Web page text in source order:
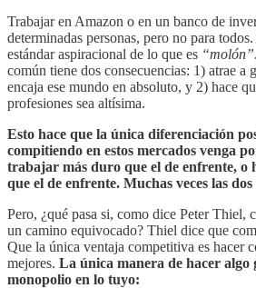
Trabajar en Amazon o en un banco de
determinadas personas, pero no para
estándar aspiracional de lo que es
común tiene dos consecuencias: 1) atrae a
encaja ese mundo en absoluto, y 2) hace
profesiones sea altísima.
Esto hace que la única diferenciación
compitiendo en estos mercados venga
trabajar más duro que el de enfrente,
que el de enfrente. Muchas veces las dos
Pero, ¿qué pasa si, como dice Peter Thiel,
un camino equivocado? Thiel dice que
Que la única ventaja competitiva es hacer
mejores. La única manera de hacer algo
monopolio en lo tuyo: